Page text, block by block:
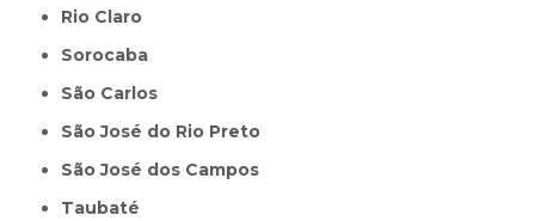
Rio Claro
Sorocaba
São Carlos
São José do Rio Preto
São José dos Campos
Taubaté